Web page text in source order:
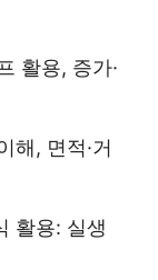
활용, 증가·
해, 면적·거
활용: 실생